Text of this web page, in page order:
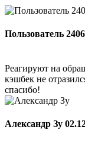
Пользователь
Реагируют на
кэшбек не
спасибо!
Александр Зу